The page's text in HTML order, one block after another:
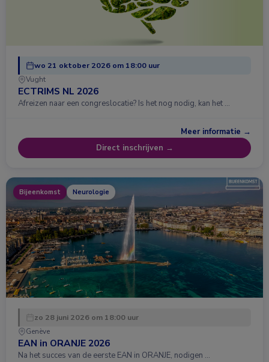
wo 21 oktober 2026 om 18:00 uur
Vught
ECTRIMS NL 2026
Afreizen naar een congreslocatie? Is het nog nodig, kan het …
Meer informatie →
Direct inschrijven →
Bijeenkomst Neurologie
zo 28 juni 2026 om 18:00 uur
Genève
EAN in ORANJE 2026
Na het succes van de eerste EAN in ORANJE, nodigen …